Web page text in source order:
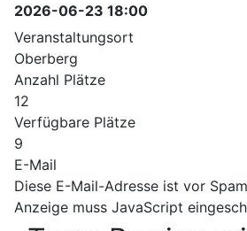
2026-06-23 18:00
Veranstaltungsort
Oberberg
Anzahl Plätze
12
Verfügbare Plätze
9
E-Mail
Diese E-Mail-Adresse ist vor
Anzeige muss JavaScript